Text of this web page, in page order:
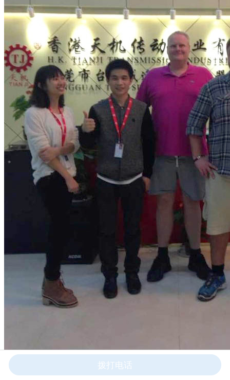
美国用户
拨打电话